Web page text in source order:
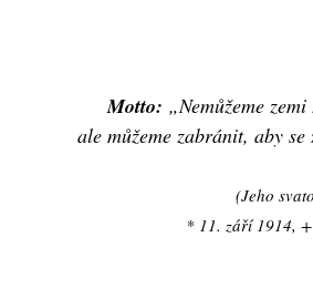
Motto: „Nemůžeme
ale můžeme zabránit, aby
(Jeho
* 11. září 1914,